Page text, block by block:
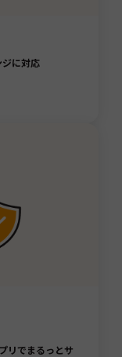
に対応
リでまるっとサ